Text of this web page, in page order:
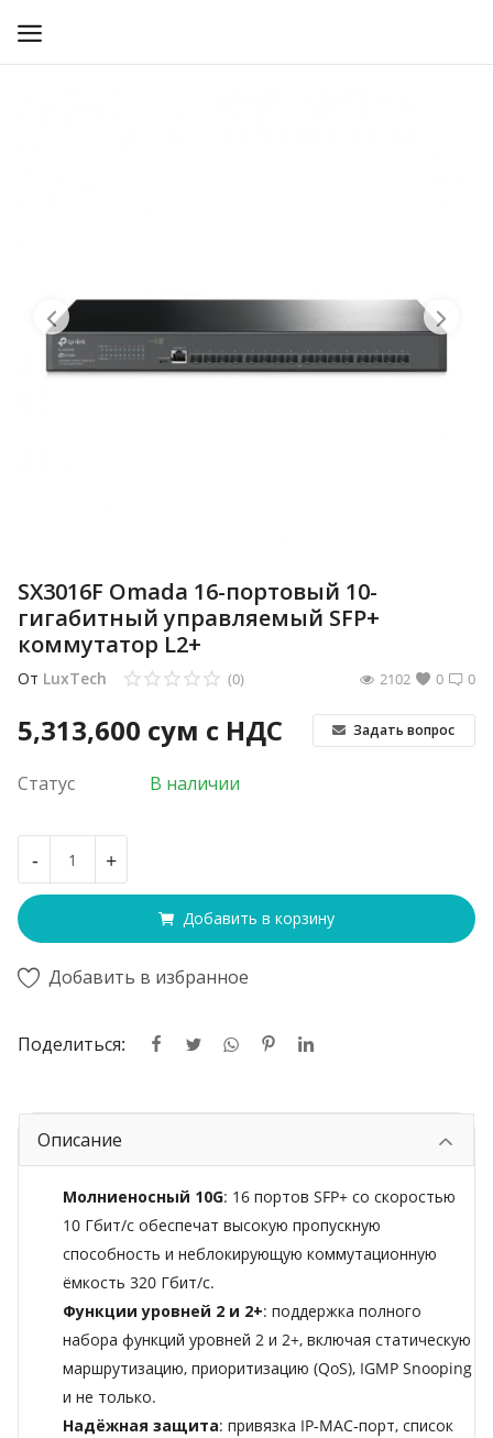
Прочее
Избранное
SX3016F Omada 16-портовый 10-
гигабитный управляемый SFP+
коммутатор L2+
От LuxTech 0
(0) 0
2102
5,313,600 сум с НДС Задать вопрос
Статус В наличии
- +
Добавить в корзину
Добавить в избранное
Поделиться:
Описание
Молниеносный 10G: 16 портов SFP+ со скоростью
10 Гбит/с обеспечат высокую пропускную
способность и неблокирующую коммутационную
ёмкость 320 Гбит/с.
Функции уровней 2 и 2+: поддержка полного
набора функций уровней 2 и 2+, включая статическую
маршрутизацию, приоритизацию (QoS), IGMP Snooping
и не только.
Надёжная защита: привязка IP‑MAC‑порт, список